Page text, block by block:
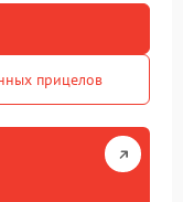
прицелов